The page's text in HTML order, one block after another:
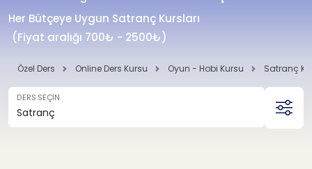
Her Bütçeye Uygun Satranç Kursları
(Fiyat aralığı 700₺ - 2500₺)
Özel Ders Online Ders Kursu Oyun - Hobi Kursu Satranç
DERS SEÇİN